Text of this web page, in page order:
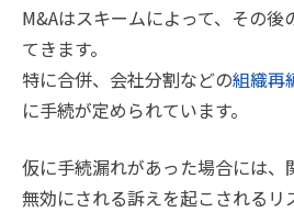
M&Aはスキームによって、その後
てきます。
特に合併、会社分割などの組織再
に手続が定められています。
仮に手続漏れがあった場合には、
無効にされる訴えを起こされるリ